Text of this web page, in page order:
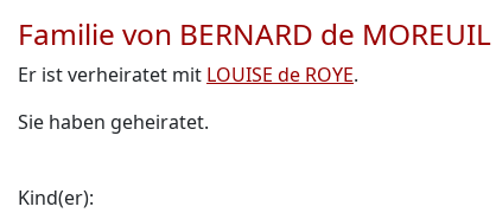
Familie von BERNARD de
Er ist verheiratet mit LOUISE de ROYE.
Sie haben geheiratet.
Kind(er):